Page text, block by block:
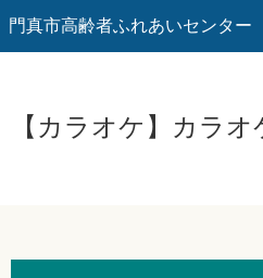
門真市高齢者ふれあいセンター
【カラオケ】カラ